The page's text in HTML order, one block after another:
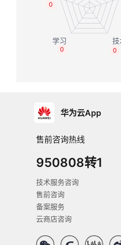
0
0
0
华为云App
售前咨询热线
950808转1
技术服务咨询
售前咨询
备案服务
云商店咨询